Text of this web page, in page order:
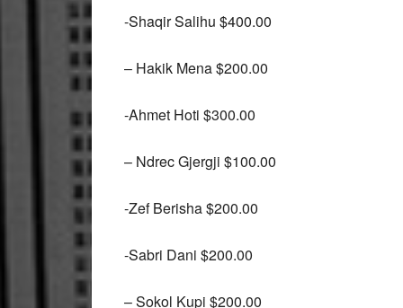
-Shaqir Salihu $400.00
– Hakik Mena $200.00
-Ahmet Hoti $300.00
– Ndrec Gjergji $100.00
-Zef Berisha $200.00
-Sabri Dani $200.00
– Sokol Kupi $200.00